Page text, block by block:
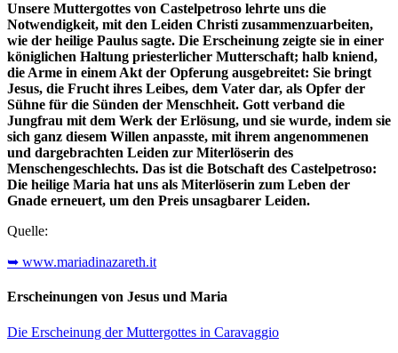
Unsere Muttergottes von Castelpetroso lehrte uns die
Notwendigkeit, mit den Leiden Christi zusammenzuarbeiten,
wie der heilige Paulus sagte. Die Erscheinung zeigte sie in einer
königlichen Haltung priesterlicher Mutterschaft; halb kniend,
die Arme in einem Akt der Opferung ausgebreitet: Sie bringt
Jesus, die Frucht ihres Leibes, dem Vater dar, als Opfer der
Sühne für die Sünden der Menschheit. Gott verband die
Jungfrau mit dem Werk der Erlösung, und sie wurde, indem sie
sich ganz diesem Willen anpasste, mit ihrem angenommenen
und dargebrachten Leiden zur Miterlöserin des
Menschengeschlechts. Das ist die Botschaft des Castelpetroso:
Die heilige Maria hat uns als Miterlöserin zum Leben der
Gnade erneuert, um den Preis unsagbarer Leiden.
Quelle:
➥ www.mariadinazareth.it
Erscheinungen von Jesus und Maria
Die Erscheinung der Muttergottes in Caravaggio